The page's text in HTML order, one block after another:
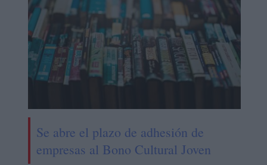
Se abre el plazo de adhesión de
empresas al Bono Cultural Joven